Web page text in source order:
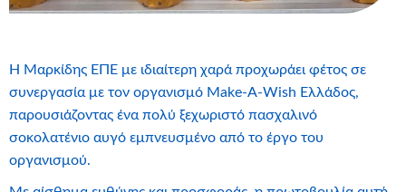
Η Μαρκίδης ΕΠΕ με ιδιαίτερη χαρά προχωράει φέτος σε
συνεργασία με τον οργανισμό Make-A-Wish Ελλάδος,
παρουσιάζοντας ένα πολύ ξεχωριστό πασχαλινό
σοκολατένιο αυγό εμπνευσμένο από το έργο του
οργανισμού.